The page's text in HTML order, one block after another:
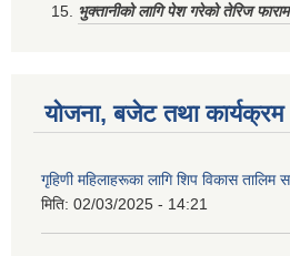
भुक्तानीको लागि पेश गरेको तेरिज
योजना, बजेट तथा कार्यक्रम
गृहिणी महिलाहरूका लागि शिप विकास तालिम
मिति: 02/03/2025 - 14:21